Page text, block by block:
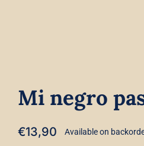
Mi negro
€13,90 Available on